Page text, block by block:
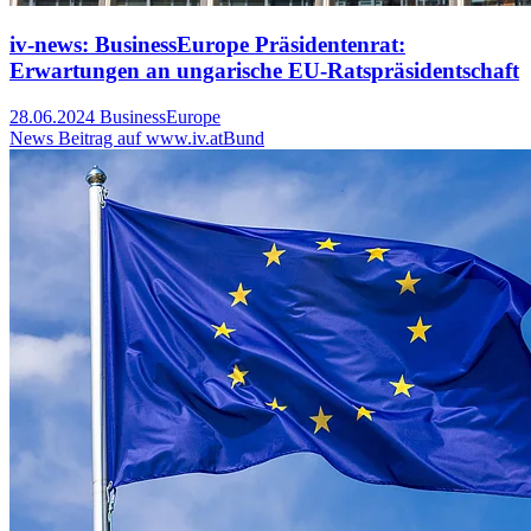
iv-news: BusinessEurope Präsidentenrat:
Erwartungen an ungarische EU-Ratspräsidentschaft
28.06.2024 BusinessEurope
News Beitrag auf www.iv.atBund